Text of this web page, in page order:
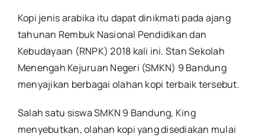
Kopi jenis arabika itu dapat dinikmati pada ajang
tahunan Rembuk Nasional Pendidikan dan
Kebudayaan (RNPK) 2018 kali ini. Stan Sekolah
Menengah Kejuruan Negeri (SMKN) 9 Bandung
menyajikan berbagai olahan kopi terbaik tersebut.
Salah satu siswa SMKN 9 Bandung, King
menyebutkan, olahan kopi yang disediakan mulai